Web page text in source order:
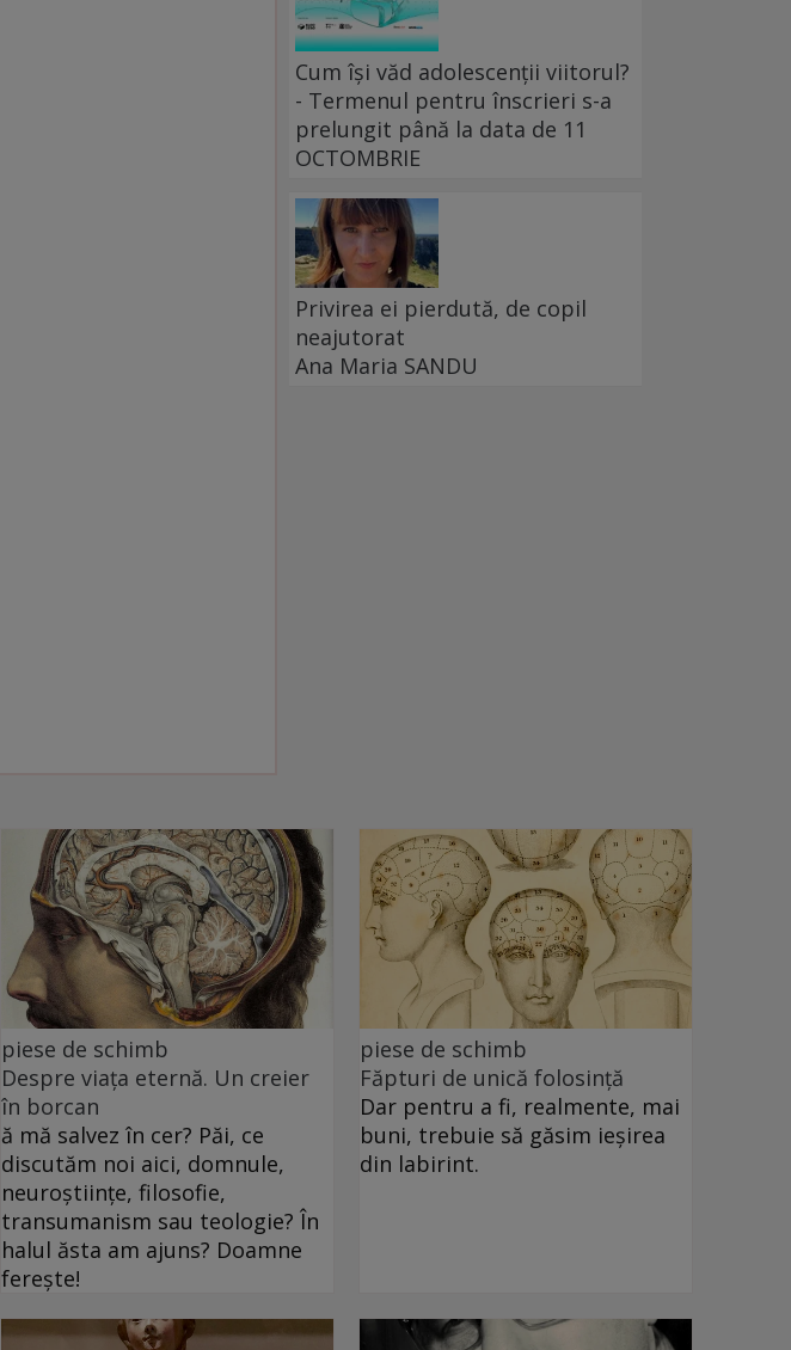
Cum își văd adolescenții viitorul?
- Termenul pentru înscrieri s-a
prelungit până la data de 11
OCTOMBRIE
Privirea ei pierdută, de copil
neajutorat
Ana Maria SANDU
piese de schimb
Despre viața eternă. Un creier
în borcan
ă mă salvez în cer? Păi, ce
discutăm noi aici, domnule,
neuroștiințe, filosofie,
transumanism sau teologie? În
halul ăsta am ajuns? Doamne
ferește!
piese de schimb
Făpturi de unică folosință
Dar pentru a fi, realmente, mai
buni, trebuie să găsim ieșirea
din labirint.